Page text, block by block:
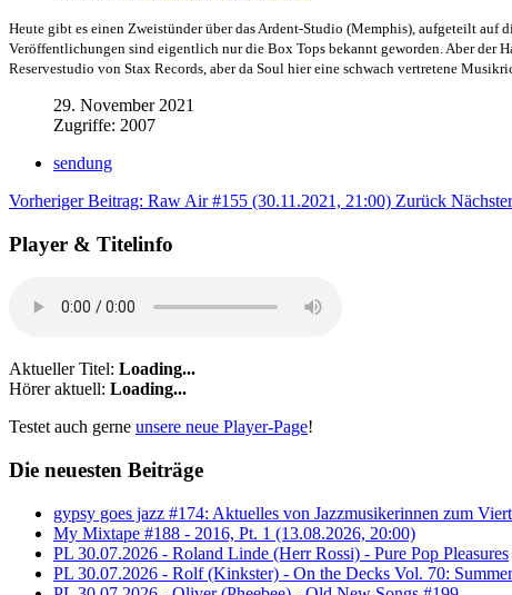
Heute gibt es einen Zweistünder über das Ardent-Studio (Memphis), aufgeteilt auf
Veröffentlichungen sind eigentlich nur die Box Tops bekannt geworden. Aber der
Reservestudio von Stax Records, aber da Soul hier eine schwach vertretene
29. November 2021
Zugriffe: 2007
sendung
Vorheriger Beitrag: Raw Air #155 (30.11.2021, 21:00) Zurück
Player & Titelinfo
Aktueller Titel: Loading...
Hörer aktuell: Loading...
Testet auch gerne unsere neue Player-Page!
Die neuesten Beiträge
gypsy goes jazz #174: Aktuelles von Jazzmusikerinnen zum
My Mixtape #188 - 2016, Pt. 1 (13.08.2026, 20:00)
PL 30.07.2026 - Roland Linde (Herr Rossi) - Pure Pop Pleasures
PL 30.07.2026 - Rolf (Kinkster) - On the Decks Vol. 70: